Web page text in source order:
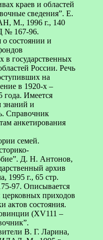
краев и областей
сведения”. Е.
М., 1996 г., 140
167-96.
состоянии и
в государственных
России. Речь
на
в 1920-х –
года. Имеeтся
знаний и
Справочник
анкетирования
семей.
Д. Н. Антонов,
архив
1995 г., 65 стр.
Описывается
церковных приходов
актов состояния.
(XV111 –
В. Г. Ларина,